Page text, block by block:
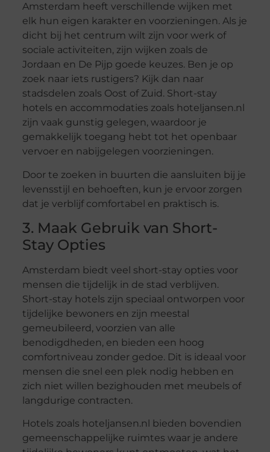
Amsterdam heeft verschillende wijken met
elk hun eigen karakter en voorzieningen. Als je
dicht bij het centrum wilt zijn voor werk of
sociale activiteiten, zijn wijken zoals de
Jordaan en De Pijp goede keuzes. Ben je op
zoek naar iets rustigers? Kijk dan naar
stadsdelen zoals Oost of Zuid. Short-stay
hotels en accommodaties zoals hoteljansen.nl
zijn vaak gunstig gelegen, waardoor je
gemakkelijk toegang hebt tot het openbaar
vervoer en nabijgelegen voorzieningen.
Door te zoeken in buurten die aansluiten bij je
levensstijl en behoeften, kun je ervoor zorgen
dat je verblijf comfortabel en praktisch is.
3. Maak Gebruik van Short-
Stay Opties
Amsterdam biedt veel short-stay opties voor
mensen die tijdelijk in de stad verblijven.
Short-stay hotels zijn speciaal ontworpen voor
tijdelijke bewoners en zijn meestal
gemeubileerd, voorzien van alle
benodigdheden, en bieden een hoog
comfortniveau zonder gedoe. Dit is ideaal voor
mensen die snel een plek nodig hebben en
zich niet willen bezighouden met meubels of
langdurige contracten.
Hotels zoals hoteljansen.nl bieden bovendien
gemeenschappelijke ruimtes waar je andere